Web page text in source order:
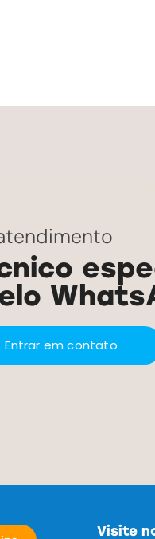
Entrar em contato
Visite